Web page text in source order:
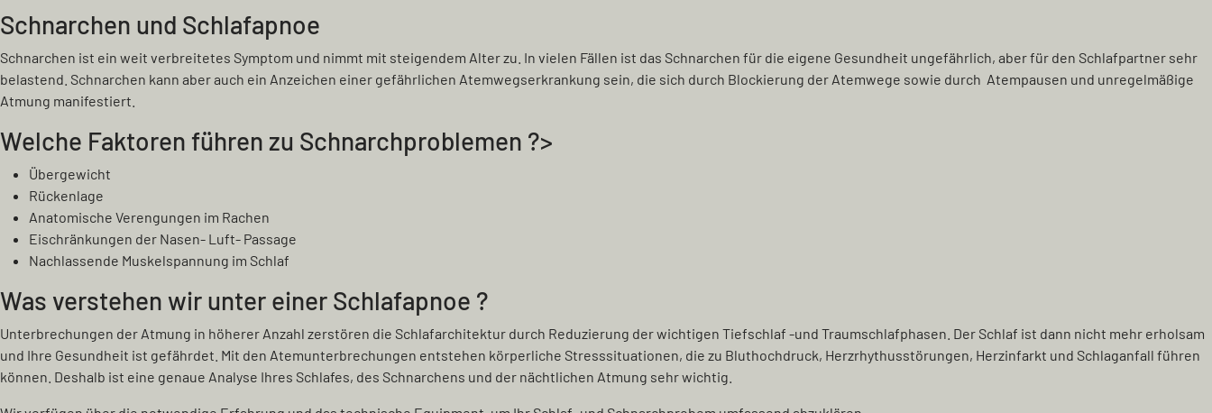
Schnarchen und Schlafapnoe
Schnarchen ist ein weit verbreitetes Symptom und nimmt mit steigendem Alter zu. In vielen Fällen ist das Schnarchen für die eigene Gesundheit ungefährlich, aber für den Schlafpartner sehr
belastend. Schnarchen kann aber auch ein Anzeichen einer gefährlichen Atemwegserkrankung sein, die sich durch Blockierung der Atemwege sowie durch Atempausen und unregelmäßige
Atmung manifestiert.
Welche Faktoren führen zu Schnarchproblemen ?>
Übergewicht
Rückenlage
Anatomische Verengungen im Rachen
Eischränkungen der Nasen- Luft- Passage
Nachlassende Muskelspannung im Schlaf
Was verstehen wir unter einer Schlafapnoe ?
Unterbrechungen der Atmung in höherer Anzahl zerstören die Schlafarchitektur durch Reduzierung der wichtigen Tiefschlaf -und Traumschlafphasen. Der Schlaf ist dann nicht mehr erholsam
und Ihre Gesundheit ist gefährdet. Mit den Atemunterbrechungen entstehen körperliche Stresssituationen, die zu Bluthochdruck, Herzrhythusstörungen, Herzinfarkt und Schlaganfall führen
können. Deshalb ist eine genaue Analyse Ihres Schlafes, des Schnarchens und der nächtlichen Atmung sehr wichtig.